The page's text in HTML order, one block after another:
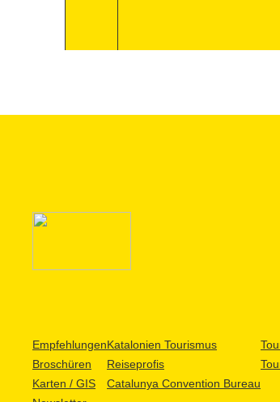
Empfehlungen
Broschüren
Karten / GIS
Katalonien Tourismus
Reiseprofis
Catalunya Convention Bureau